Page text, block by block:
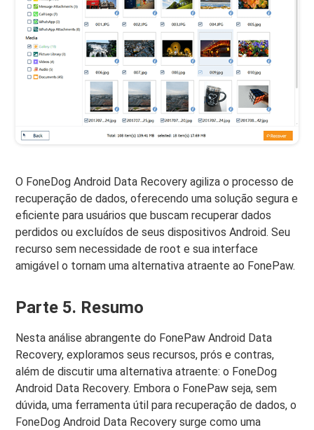
O FoneDog Android Data Recovery agiliza o processo de
recuperação de dados, oferecendo uma solução segura e
eficiente para usuários que buscam recuperar dados
perdidos ou excluídos de seus dispositivos Android. Seu
recurso sem necessidade de root e sua interface
amigável o tornam uma alternativa atraente ao FonePaw.
Parte 5. Resumo
Nesta análise abrangente do FonePaw Android Data
Recovery, exploramos seus recursos, prós e contras,
além de discutir uma alternativa atraente: o FoneDog
Android Data Recovery. Embora o FonePaw seja, sem
dúvida, uma ferramenta útil para recuperação de dados, o
FoneDog Android Data Recovery surge como uma